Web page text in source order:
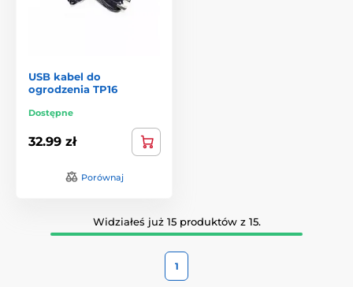
USB kabel do
ogrodzenia TP16
Dostępne
32.99 zł
Porównaj
Widziałeś już 15 produktów z 15.
1